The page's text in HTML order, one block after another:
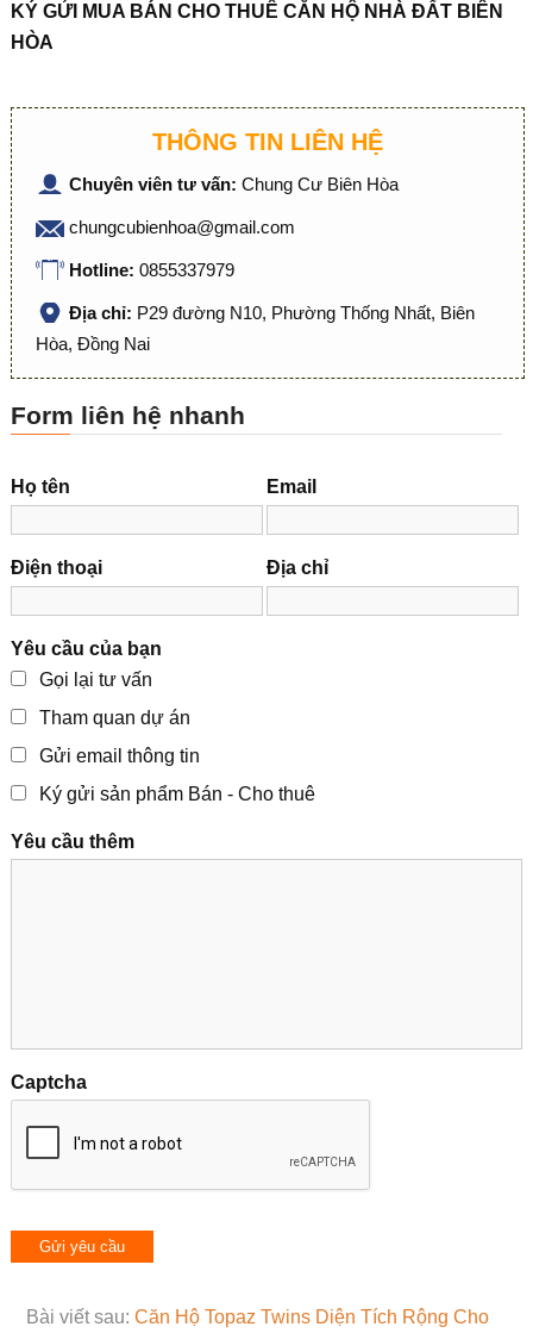
KÝ GỬI MUA BÁN CHO THUÊ CĂ N HỘNHÀ ĐẤT BIÊN
HÒA
THÔNG TIN LIÊN HỆ
Chuyên viên tư vấn: Chung Cư Biên Hòa
chungcubienhoa@gmail.com
Hotline: 0855337979
Địa chỉ: P29 đường N10, Phường Thống Nhất, Biên
Hòa, Đồng Nai
Form liên hệ nhanh
Họ tên Email
Điện thoại Địa chỉ
Yêu cầu của bạn
Gọi lại tư vấn
Tham quan dự án
Gửi email thông tin
Ký gửi sản phẩm Bán - Cho thuê
Yêu cầu thêm
Captcha
Bài viết sau: Căn Hộ Topaz Twins Diện Tích Rộng Cho